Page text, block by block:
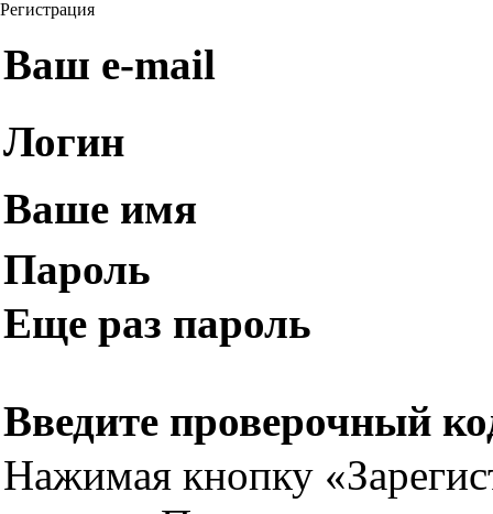
Регистрация
Ваш e-mail
Логин
Ваше имя
Пароль
Еще раз пароль
Введите проверочный
Нажимая кнопку